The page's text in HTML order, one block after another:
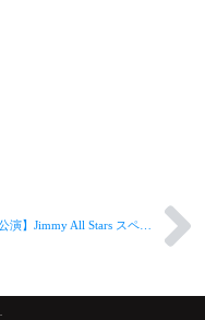
【東京公演】Jimmy All Stars スペシャルライヴ at Cotton Club